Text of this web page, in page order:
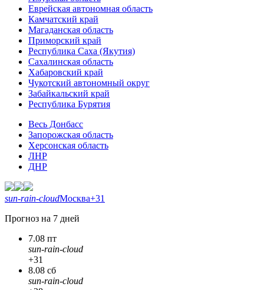
Еврейская автономная область
Камчатский край
Магаданская область
Приморский край
Республика Саха (Якутия)
Сахалинская область
Хабаровский край
Чукотский автономный округ
Забайкальский край
Республика Бурятия
Весь Донбасс
Запорожская область
Херсонская область
ЛНР
ДНР
sun-rain-cloudМосква+31
Прогноз на 7 дней
7.08 пт
sun-rain-cloud
+31
8.08 сб
sun-rain-cloud